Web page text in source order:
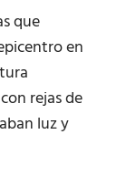
que
en
rejas de
luz y